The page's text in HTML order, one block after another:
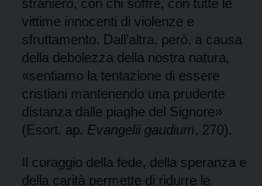
straniero, con chi soffre, con tutte le
vittime innocenti di violenze e
sfruttamento. Dall’altra, però, a causa
della debolezza della nostra natura,
«sentiamo la tentazione di essere
cristiani mantenendo una prudente
distanza dalle piaghe del Signore»
(Esort. ap. Evangelii gaudium, 270).
Il coraggio della fede, della speranza e
della carità permette di ridurre le